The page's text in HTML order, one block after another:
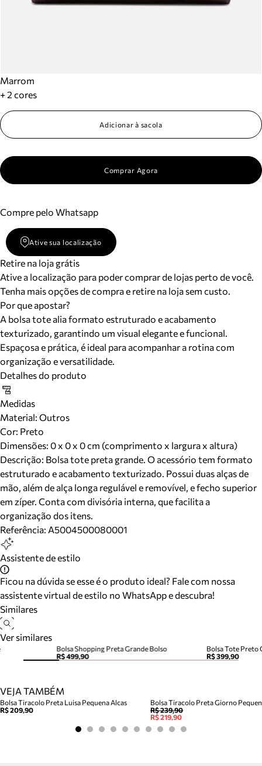
Marrom
+ 2 cores
Adicionar à sacola
Comprar Agora
Compre pelo Whatsapp
Ative sua localização
Retire na loja grátis
Ative a localização para poder comprar de lojas perto de você.
Tenha mais opções de compra e retire na loja sem custo.
Por que apostar?
A bolsa tote alia formato estruturado e acabamento
texturizado, garantindo um visual elegante e funcional.
Espaçosa e prática, é ideal para acompanhar a rotina com
organização e versatilidade.
Detalhes do produto
Medidas
Material: Outros
Cor: Preto
Dimensões: 0 x 0 x 0 cm (comprimento x largura x altura)
Descrição: Bolsa tote preta grande. O acessório tem formato
estruturado e acabamento texturizado. Possui duas alças de
mão, além de alça longa regulável e removível, e fecho superior
em zíper. Conta com divisória interna, que facilita a
organização dos itens.
Referência: A5004500080001
Assistente de estilo
Ficou na dúvida se esse é o produto ideal? Fale com nossa
assistente virtual de estilo no WhatsApp e descubra!
Similares
Ver similares
Bolsa Shopping Preta Grande Bolso
R$ 499,90
Bolsa Tote Preto
R$ 399,90
VEJA TAMBÉM
Bolsa Tiracolo Preta Luisa Pequena Alcas
R$ 209,90
Bolsa Tiracolo Preta Giorno
R$ 239,90
R$ 219,90